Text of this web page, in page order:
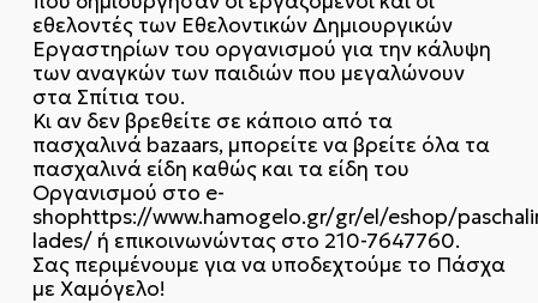
εθελοντές των Εθελοντικών Δημιουργικών
Εργαστηρίων του οργανισμού για την κάλυψη
των αναγκών των παιδιών που μεγαλώνουν
στα Σπίτια του.
Κι αν δεν βρεθείτε σε κάποιο από τα
πασχαλινά bazaars, μπορείτε να βρείτε όλα τα
πασχαλινά είδη καθώς και τα είδη του
Οργανισμού στο e-
shophttps://www.hamogelo.gr/gr/el/eshop/
lades/ ή επικοινωνώντας στο 210-7647760.
Σας περιμένουμε για να υποδεχτούμε το Πάσχα
με Χαμόγελο!